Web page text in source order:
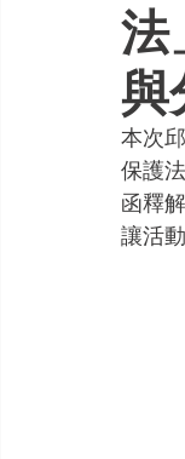
法
與
本次
保護
函釋
讓活